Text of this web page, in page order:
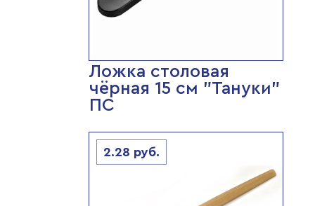
Ложка столовая
чёрная 15 см "Тануки"
ПС
2.28 руб.